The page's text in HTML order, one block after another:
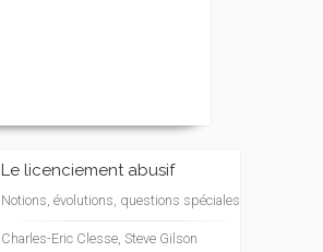
Le licenciement abusif
Notions, évolutions, questions spéciales
Charles-Eric Clesse, Steve Gilson